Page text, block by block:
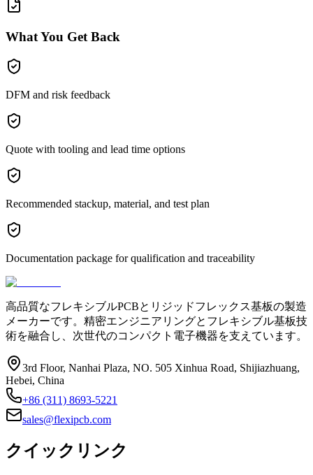
What You Get Back
DFM and risk feedback
Quote with tooling and lead time options
Recommended stackup, material, and test plan
Documentation package for qualification and traceability
高品質なフレキシブルPCBとリジッドフレックス基板の製造
メーカーです。精密エンジニアリングとフレキシブル基板技
術を融合し、次世代のコンパクト電子機器を支えています。
3rd Floor, Nanhai Plaza, NO. 505 Xinhua Road, Shijiazhuang,
Hebei, China
+86 (311) 8693-5221
sales@flexipcb.com
クイックリンク